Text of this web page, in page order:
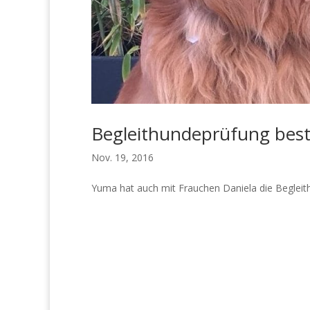
Begleithundeprüfung
Nov. 19, 2016
Yuma hat auch mit Frauchen Daniela die